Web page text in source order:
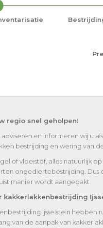
regio snel geholpen!
en informeren wij u
bestrijding en wering van
of vloeistof, alles natuurlijk
ongediertebestrijding. Dus
manier wordt aangepakt.
kakkerlakkenbestrijding
Ijsselstein
van de aanpak van